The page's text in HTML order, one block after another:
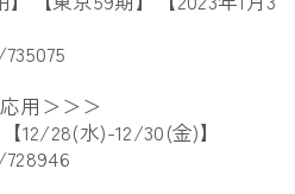
735075
用＞＞＞
12/28(水)-12/30(金)】
728946